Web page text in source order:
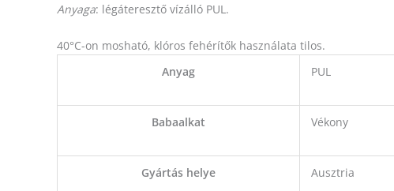
Anyaga: légáteresztő vízálló PUL.
40°C-on mosható, klóros fehérítők használata tilos.
Anyag
PUL
Babaalkat Vékony
Gyártás helye Ausztria